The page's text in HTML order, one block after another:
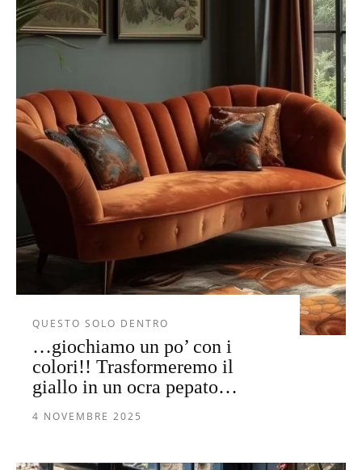
QUESTO SOLO DENTRO
…giochiamo un po’ con i
colori!! Trasformeremo il
giallo in un ocra pepato…
4 NOVEMBRE 2025